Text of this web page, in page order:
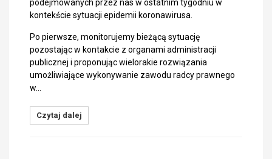
podejmowanych przez nas w ostatnim tygodniu w
kontekście sytuacji epidemii koronawirusa.
Po pierwsze, monitorujemy bieżącą sytuację
pozostając w kontakcie z organami administracji
publicznej i proponując wielorakie rozwiązania
umożliwiające wykonywanie zawodu radcy prawnego
w…
Czytaj dalej